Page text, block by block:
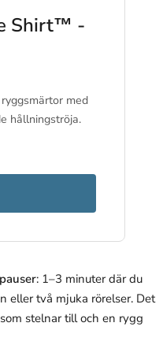
Shirt™ -
med
hållningströja.
: 1–3 minuter där du
eller två mjuka rörelser. Det
stelnar till och en rygg